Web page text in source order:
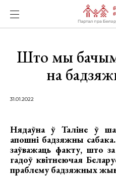
Што мы
на
31.01.2022
Нядаўна ў Таліне ў
апошні бадзяжны
заўважаць факту, што
гадоў квітнеючая
праблему бадзяжных